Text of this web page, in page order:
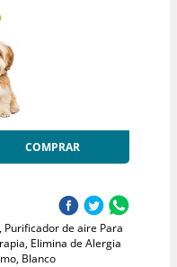
COMPRAR
Purificador de aire Para
Elimina de Alergia
Blanco